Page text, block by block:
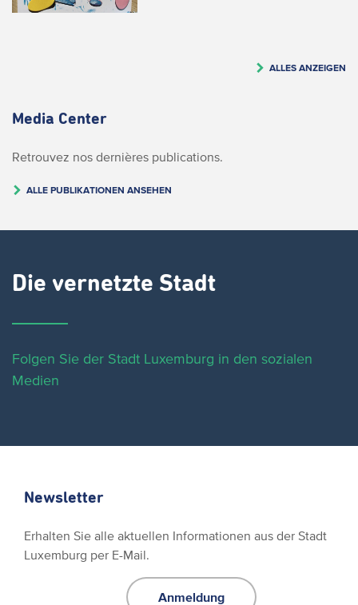
ALLES ANZEIGEN
Media Center
Retrouvez nos dernières publications.
ALLE PUBLIKATIONEN ANSEHEN
Die vernetzte Stadt
Folgen Sie der Stadt Luxemburg in den sozialen
Medien
Newsletter
Erhalten Sie alle aktuellen Informationen aus der Stadt
Luxemburg per E-Mail.
Anmeldung